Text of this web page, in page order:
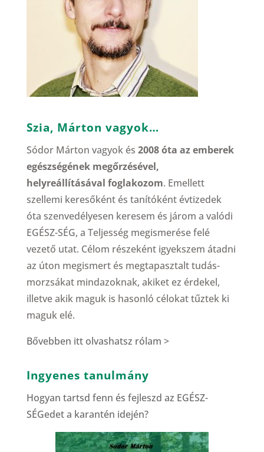
Szia, Márton vagyok…
Sódor Márton vagyok és 2008 óta az emberek
egészségének megőrzésével,
helyreállításával foglakozom. Emellett
szellemi keresőként és tanítóként évtizedek
óta szenvedélyesen keresem és járom a valódi
EGÉSZ-SÉG, a Teljesség megismerése felé
vezető utat. Célom részeként igyekszem átadni
az úton megismert és megtapasztalt tudás-
morzsákat mindazoknak, akiket ez érdekel,
illetve akik maguk is hasonló célokat tűztek ki
maguk elé.
Bővebben itt olvashatsz rólam >
Ingyenes tanulmány
Hogyan tartsd fenn és fejleszd az EGÉSZ-
SÉGedet a karantén idején?